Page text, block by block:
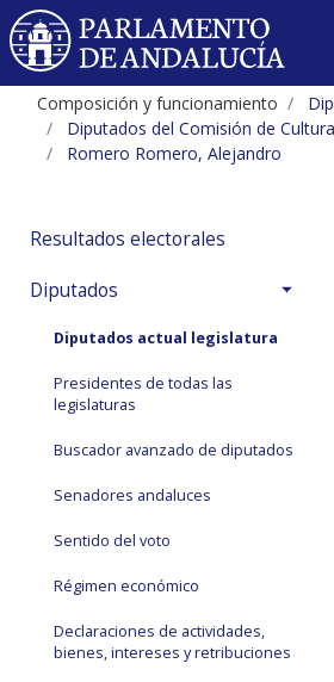
Composición y funcionamiento
Diputados del Comisión de
Romero Romero, Alejandro
Resultados electorales
Diputados
Diputados actual legislatura
Presidentes de todas las
legislaturas
Buscador avanzado de diputados
Senadores andaluces
Sentido del voto
Régimen económico
Declaraciones de actividades,
bienes, intereses y retribuciones